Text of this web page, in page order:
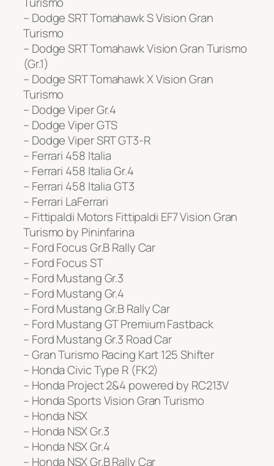
– Dodge SRT Tomahawk S Vision Gran
Turismo
– Dodge SRT Tomahawk Vision Gran Turismo
(Gr.1)
– Dodge SRT Tomahawk X Vision Gran
Turismo
– Dodge Viper Gr.4
– Dodge Viper GTS
– Dodge Viper SRT GT3-R
– Ferrari 458 Italia
– Ferrari 458 Italia Gr.4
– Ferrari 458 Italia GT3
– Ferrari LaFerrari
– Fittipaldi Motors Fittipaldi EF7 Vision Gran
Turismo by Pininfarina
– Ford Focus Gr.B Rally Car
– Ford Focus ST
– Ford Mustang Gr.3
– Ford Mustang Gr.4
– Ford Mustang Gr.B Rally Car
– Ford Mustang GT Premium Fastback
– Ford Mustang Gr.3 Road Car
– Gran Turismo Racing Kart 125 Shifter
– Honda Civic Type R (FK2)
– Honda Project 2&4 powered by RC213V
– Honda Sports Vision Gran Turismo
– Honda NSX
– Honda NSX Gr.3
– Honda NSX Gr.4
– Honda NSX Gr.B Rally Car